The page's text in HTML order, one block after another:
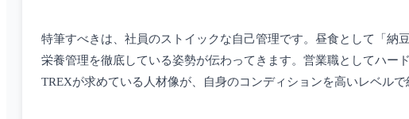
特筆すべきは、社員のストイックな自己管理です。昼食として「
栄養管理を徹底している姿勢が伝わってきます。営業職としてハ
TREXが求めている人材像が、自身のコンディションを高いレベル